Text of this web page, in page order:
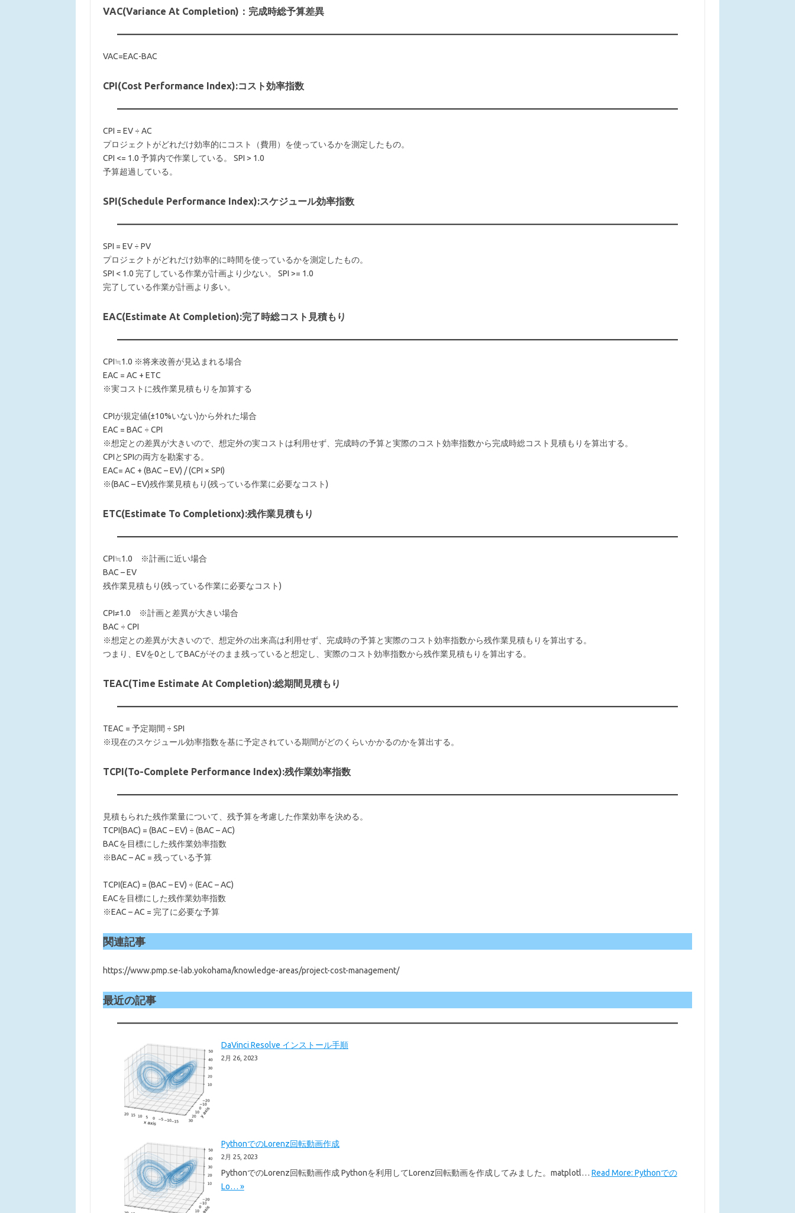
VAC(Variance At Completion)：完成時総予算差異
VAC=EAC-BAC
CPI(Cost Performance Index):コスト効率指数
CPI = EV ÷ AC
プロジェクトがどれだけ効率的にコスト（費用）を使っているかを測定したもの。
CPI <= 1.0 予算内で作業している。 SPI > 1.0
予算超過している。
SPI(Schedule Performance Index):スケジュール効率指数
SPI = EV ÷ PV
プロジェクトがどれだけ効率的に時間を使っているかを測定したもの。
SPI < 1.0 完了している作業が計画より少ない。 SPI >= 1.0
完了している作業が計画より多い。
EAC(Estimate At Completion):完了時総コスト見積もり
CPI≒1.0 ※将来改善が見込まれる場合
EAC = AC + ETC
※実コストに残作業見積もりを加算する
CPIが規定値(±10%いない)から外れた場合
EAC = BAC ÷ CPI
※想定との差異が大きいので、想定外の実コストは利用せず、完成時の予算と実際のコスト効率指数から完成時総コスト見積もりを算出する。
CPIとSPIの両方を勘案する。
EAC= AC + (BAC – EV) / (CPI × SPI)
※(BAC – EV)残作業見積もり(残っている作業に必要なコスト)
ETC(Estimate To Completionx):残作業見積もり
CPI≒1.0 ※計画に近い場合
BAC – EV
残作業見積もり(残っている作業に必要なコスト)
CPI≠1.0 ※計画と差異が大きい場合
BAC ÷ CPI
※想定との差異が大きいので、想定外の出来高は利用せず、完成時の予算と実際のコスト効率指数から残作業見積もりを算出する。
つまり、EVを0としてBACがそのまま残っていると想定し、実際のコスト効率指数から残作業見積もりを算出する。
TEAC(Time Estimate At Completion):総期間見積もり
TEAC = 予定期間 ÷ SPI
※現在のスケジュール効率指数を基に予定されている期間がどのくらいかかるのかを算出する。
TCPI(To-Complete Performance Index):残作業効率指数
見積もられた残作業量について、残予算を考慮した作業効率を決める。
TCPI(BAC) = (BAC – EV) ÷ (BAC – AC)
BACを目標にした残作業効率指数
※BAC – AC = 残っている予算
TCPI(EAC) = (BAC – EV) ÷ (EAC – AC)
EACを目標にした残作業効率指数
※EAC – AC = 完了に必要な予算
関連記事
https://www.pmp.se-lab.yokohama/knowledge-areas/project-cost-management/
最近の記事
DaVinci Resolve インストール手順
2月 26, 2023
PythonでのLorenz回転動画作成
2月 25, 2023
PythonでのLorenz回転動画作成 Pythonを利用してLorenz回転動画を作成してみました。matplotl… Read More: Pythonでの
Lo… »